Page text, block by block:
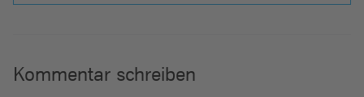
Kommentar schreiben